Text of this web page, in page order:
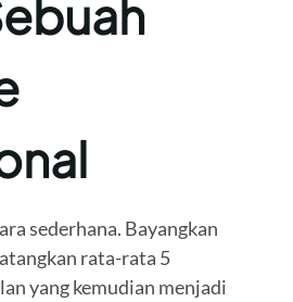
sederhana. Bayangkan
rata-rata 5
yang kemudian menjadi